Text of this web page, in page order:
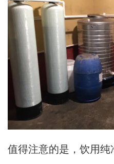
值得注意的是，饮用